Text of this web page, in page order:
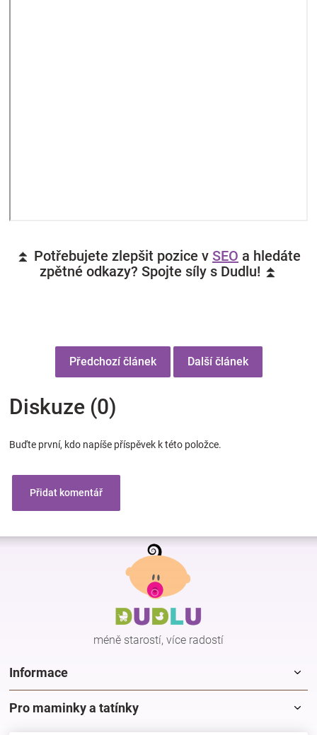
⏫ Potřebujete zlepšit pozice v SEO a hledáte
zpětné odkazy? Spojte síly s Dudlu! ⏫
Předchozí článek Další článek
Diskuze (0)
Buďte první, kdo napíše příspěvek k této položce.
Přidat komentář
Z
méně starostí, více radostí
Informace
Pro maminky a tatínky